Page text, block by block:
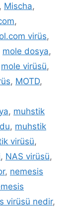
, Mischa,
,
virüs,
mole dosya,
mole virüsü,
, MOTD,
, muhstik
, muhstik
virüsü,
, NAS virüsü,
, nemesis
virüsü nedir,